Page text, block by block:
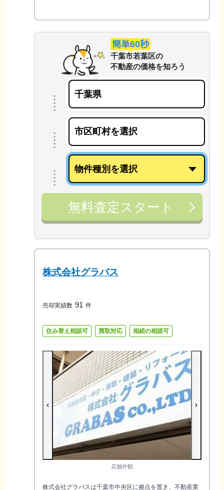
簡単60秒
千葉市若葉区の
不動産の価格を知ろう
無料査定スタート
株式会社グラバス
売却実績数 91 件
住み替え相談可 買取対応 相続の相談可
店舗外観
株式会社グラバスは千葉市中央区に拠点を置き、不動産業